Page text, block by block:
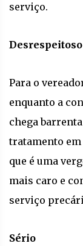
serviço.
Desrespeitoso
Para o
enquanto a
chega
tratamento em
que é uma
mais caro e
serviço
Sério